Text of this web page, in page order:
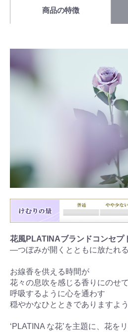
商品の特徴
花風PLATINAブランドコンセプ
―つぼみが開くとともに放たれ
お線香を供える時間が
花々の息吹を感じる香りにのせて
呼吸するように心を通わす
穏やかなひとときでありますよう
‘PLATINA な花’を主題に、花を